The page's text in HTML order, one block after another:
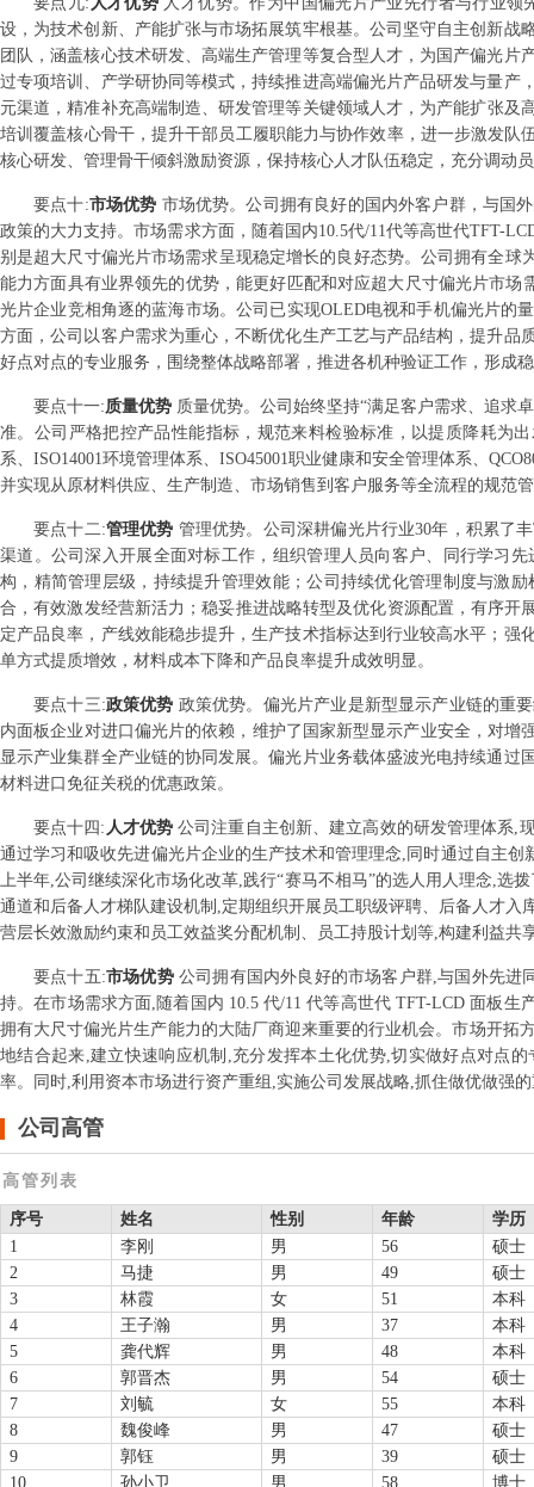
设，为技术创新、产能扩张与市场拓展筑牢根基。公司坚守自主创新
团队，涵盖核心技术研发、高端生产管理等复合型人才，为国产偏光
过专项培训、产学研协同等模式，持续推进高端偏光片产品研发与量
元渠道，精准补充高端制造、研发管理等关键领域人才，为产能扩张
培训覆盖核心骨干，提升干部员工履职能力与协作效率，进一步激发
核心研发、管理骨干倾斜激励资源，保持核心人才队伍稳定，充分调动
要点十:市场优势 市场优势。公司拥有良好的国内外客户群，与国
政策的大力支持。市场需求方面，随着国内10.5代/11代等高世代TFT-
别是超大尺寸偏光片市场需求呈现稳定增长的良好态势。公司拥有全
能力方面具有业界领先的优势，能更好匹配和对应超大尺寸偏光片市
光片企业竞相角逐的蓝海市场。公司已实现OLED电视和手机偏光片的
方面，公司以客户需求为重心，不断优化生产工艺与产品结构，提升
好点对点的专业服务，围绕整体战略部署，推进各机种验证工作，形成
要点十一:质量优势 质量优势。公司始终坚持“满足客户需求、追求
准。公司严格把控产品性能指标，规范来料检验标准，以提质降耗为
系、ISO14001环境管理体系、ISO45001职业健康和安全管理体系、
并实现从原材料供应、生产制造、市场销售到客户服务等全流程的规范
要点十二:管理优势 管理优势。公司深耕偏光片行业30年，积累了
渠道。公司深入开展全面对标工作，组织管理人员向客户、同行学习
构，精简管理层级，持续提升管理效能；公司持续优化管理制度与激
合，有效激发经营新活力；稳妥推进战略转型及优化资源配置，有序
定产品良率，产线效能稳步提升，生产技术指标达到行业较高水平；
单方式提质增效，材料成本下降和产品良率提升成效明显。
要点十三:政策优势 政策优势。偏光片产业是新型显示产业链的重
内面板企业对进口偏光片的依赖，维护了国家新型显示产业安全，对增
显示产业集群全产业链的协同发展。偏光片业务载体盛波光电持续通
材料进口免征关税的优惠政策。
要点十四 : 人才优势公司注重自主创新、建立高效的研发管理体系,
通过学习和吸收先进偏光片企业的生产技术和管理理念,同时通过自主
上半年,公司继续深化市场化改革,践行“赛马不相马”的选人用人理念,选
通道和后备人才梯队建设机制,定期组织开展员工职级评聘、后备人才
营层长效激励约束和员工效益奖分配机制、员工持股计划等,构建利益共
要点十五:市场优势 公司拥有国内外良好的市场客户群,与国外先进
持。在市场需求方面,随着国内 10.5 代/11 代等高世代 TFT-LCD 面板
拥有大尺寸偏光片生产能力的大陆厂商迎来重要的行业机会。市场开
地结合起来,建立快速响应机制,充分发挥本土化优势,切实做好点对点
率。同时,利用资本市场进行资产重组,实施公司发展战略,抓住做优做强
公司高管
高管列表
序号 姓名 性别 年龄
学历
1
李刚 男 56
硕士
2
马捷 男 49
硕士
3
林霞 女 51
本科
4
王子瀚 男 37
本科
5
龚代辉 男 48
本科
6
郭晋杰 男 54
硕士
7
刘毓 女 55
本科
8
魏俊峰 男 47
硕士
9
郭钰 男 39
硕士
10
孙小卫 男 58 博士